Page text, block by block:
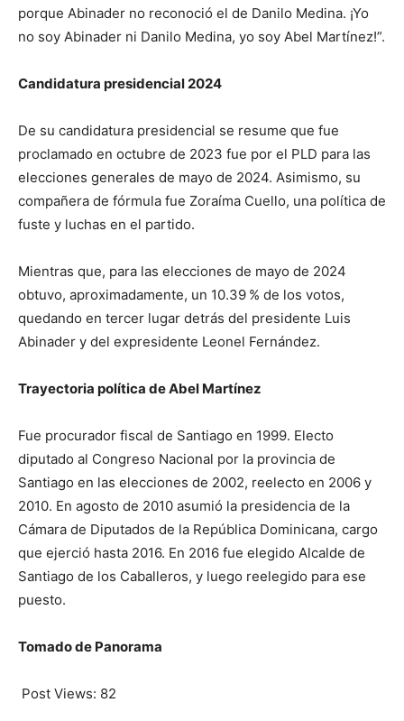
porque Abinader no reconoció el de Danilo Medina. ¡Yo
no soy Abinader ni Danilo Medina, yo soy Abel Martínez!”.
Candidatura presidencial 2024
De su candidatura presidencial se resume que fue
proclamado en octubre de 2023 fue por el PLD para las
elecciones generales de mayo de 2024. Asimismo, su
compañera de fórmula fue Zoraíma Cuello, una política de
fuste y luchas en el partido.
Mientras que, para las elecciones de mayo de 2024
obtuvo, aproximadamente, un 10.39 % de los votos,
quedando en tercer lugar detrás del presidente Luis
Abinader y del expresidente Leonel Fernández.
Trayectoria política de Abel Martínez
Fue procurador fiscal de Santiago en 1999. Electo
diputado al Congreso Nacional por la provincia de
Santiago en las elecciones de 2002, reelecto en 2006 y
2010. En agosto de 2010 asumió la presidencia de la
Cámara de Diputados de la República Dominicana, cargo
que ejerció hasta 2016. En 2016 fue elegido Alcalde de
Santiago de los Caballeros, y luego reelegido para ese
puesto.
Tomado de Panorama
Post Views: 82